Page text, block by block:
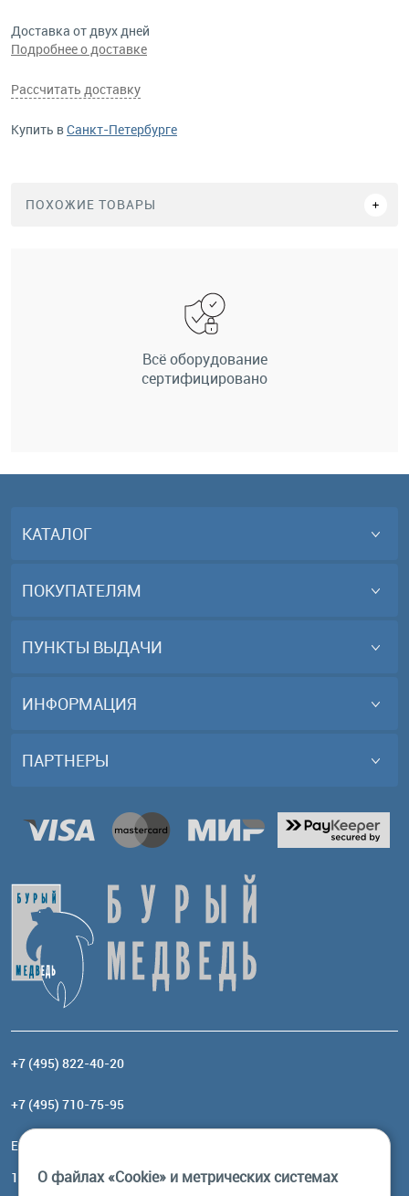
Доставка от двух дней
Подробнее о доставке
Рассчитать доставку
Купить вСанкт-Петербурге
ПОХОЖИЕ ТОВАРЫ
Всё оборудование
сертифицировано
КАТАЛОГ
ПОКУПАТЕЛЯМ
ПУНКТЫ ВЫДАЧИ
ИНФОРМАЦИЯ
ПАРТНЕРЫ
+7 (495) 822-40-20
+7 (495) 710-75-95
Email:
117485, Москва, ул. Профсоюзная, 84/32, корп 1
О файлах «Cookie» и метрических системах